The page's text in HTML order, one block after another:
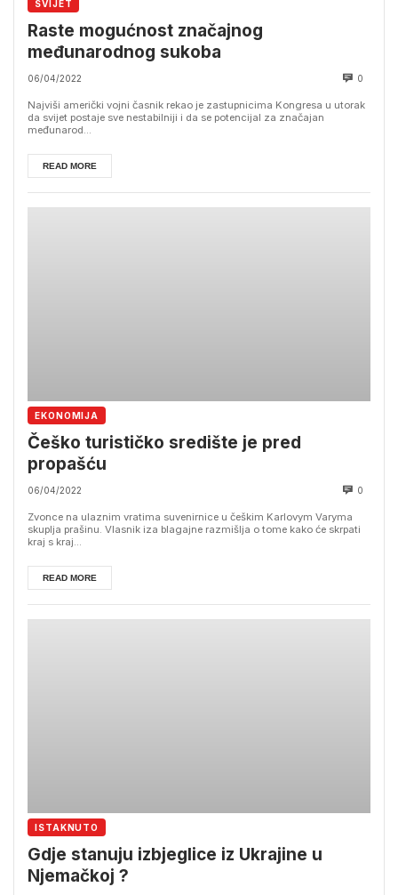
SVIJET
Raste mogućnost značajnog
međunarodnog sukoba
06/04/2022 0
Najviši američki vojni časnik rekao je zastupnicima Kongresa u utorak
da svijet postaje sve nestabilniji i da se potencijal za značajan
međunarod...
READ MORE
EKONOMIJA
Češko turističko središte je pred
propašću
06/04/2022 0
Zvonce na ulaznim vratima suvenirnice u češkim Karlovym Varyma
skuplja prašinu. Vlasnik iza blagajne razmišlja o tome kako će skrpati
kraj s kraj...
READ MORE
ISTAKNUTO
Gdje stanuju izbjeglice iz Ukrajine u
Njemačkoj ?